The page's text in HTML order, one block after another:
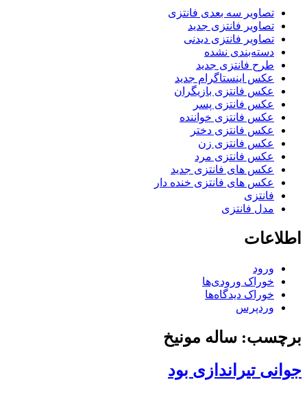
تصاویر سه بعدی فانتزی
تصاویر فانتزی جدید
تصاویر فانتزی دیدنی
دسته‌بندی نشده
طرح فانتزی جدید
عکس اینستاگرام جدید
عکس فانتزی بازیگران
عکس فانتزی پسر
عکس فانتزی خواننده
عکس فانتزی دختر
عکس فانتزی زن
عکس فانتزی مرد
عکس های فانتزی جدید
عکس های فانتزی خنده دار
فانتزی
مدل فانتزی
اطلاعات
ورود
خوراک ورودی‌ها
خوراک دیدگاه‌ها
وردپرس
برچسب: ساله مونیخ
جوانی تیراندازی بود